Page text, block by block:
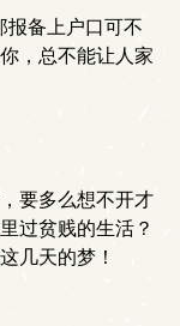
备上户口可不
，总不能让人家
要多么想不开才
过贫贱的生活？
几天的梦！